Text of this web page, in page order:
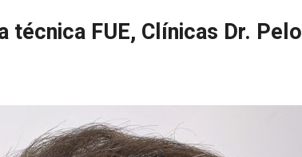
FUE, Clínicas Dr. Pelo